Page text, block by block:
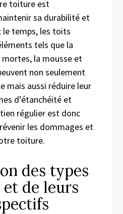
toiture est
sa durabilité et
le temps, les toits
tels que la
la mousse et
non seulement
mais aussi réduire leur
d’étanchéité et
régulier est donc
les dommages et
toiture.
des types
de leurs